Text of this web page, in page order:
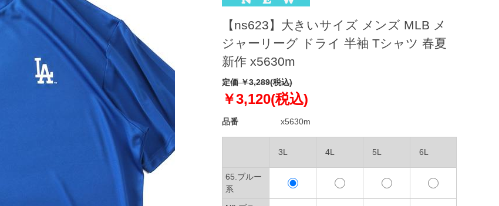
【ns623】大きいサイズ メンズ MLB メ
ジャーリーグ ドライ 半袖 Tシャツ 春夏
新作 x5630m
定価 ￥3,289(税込)
￥3,120(税込)
品番 x5630m
3L 4L 5L 6L
65.ブルー
系